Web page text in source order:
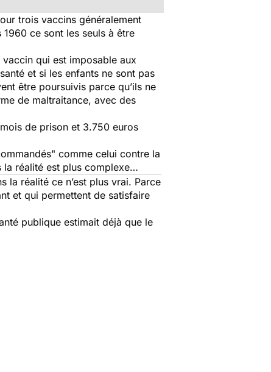
trois vaccins généralement
ce sont les seuls à être
qui est imposable aux
et si les enfants ne sont pas
être poursuivis parce qu’ils ne
de maltraitance, avec des
de prison et 3.750 euros
comme celui contre la
la réalité est plus complexe…
la réalité ce n’est plus vrai. Parce
et qui permettent de satisfaire
publique estimait déjà que le